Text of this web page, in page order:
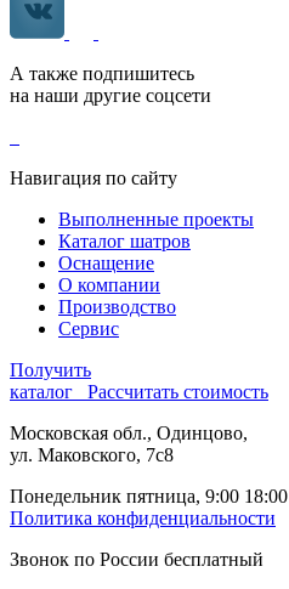
А также подпишитесь
на наши другие соцсети
Навигация по сайту
Выполненные проекты
Каталог шатров
Оснащение
О компании
Производство
Сервис
Получить
каталог
Рассчитать стоимость
Московская обл., Одинцово,
ул. Маковского, 7с8
Понедельник пятница, 9:00 18:00
Политика конфиденциальности
Звонок по России бесплатный